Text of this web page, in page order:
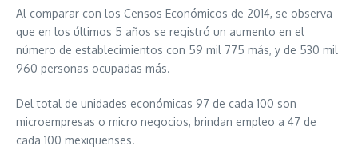
Al comparar con los Censos Económicos de 2014, se observa
que en los últimos 5 años se registró un aumento en el
número de establecimientos con 59 mil 775 más, y de 530 mil
960 personas ocupadas más.
Del total de unidades económicas 97 de cada 100 son
microempresas o micro negocios, brindan empleo a 47 de
cada 100 mexiquenses.